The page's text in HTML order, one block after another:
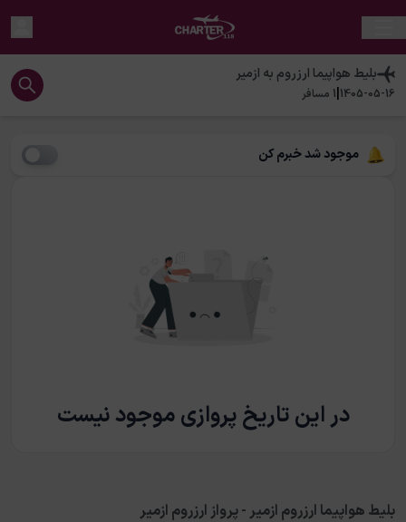
بلیط هواپیماارزروم به ازمیر
1405-05-16
|
1 مسافر
موجود شد خبرم کن
در این تاریخ پروازی موجود نیست
بلیط هواپیما ارزروم ازمیر - پرواز ارزروم ازمیر